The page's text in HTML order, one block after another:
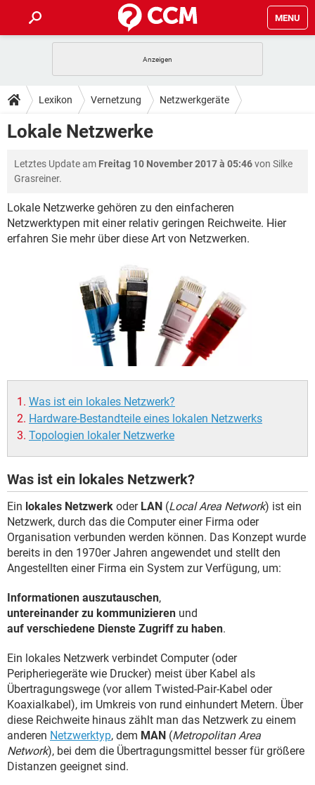
MENU
ANDROID IOS
WINDOWS 10
FACEBOOK
TIPPS & TRICKS
SPIELE
ANDROID
WINDOWS 10 INSTAGRAM
FACEBOOK HARDWARE
DOWNLOADS
ANDROID
WHATSAPP TIKTOK
FORUM
ANDROID IOS
WINDOWS 10 INSTAGRAM
HARDWARE
SPIELE STREAMING
TIKTOK
HARDWARE
Lexikon Vernetzung Netzwerkgeräte
Lokale Netzwerke
Letztes Update am Freitag 10 November 2017 à 05:46von Silke
Grasreiner.
Lokale Netzwerke gehören zu den einfacheren
Netzwerktypen mit einer relativ geringen Reichweite. Hier
erfahren Sie mehr über diese Art von Netzwerken.
Was ist ein lokales Netzwerk?
Hardware-Bestandteile eines lokalen Netzwerks
Topologien lokaler Netzwerke
Was ist ein lokales Netzwerk?
Ein lokales Netzwerk oder LAN (Local Area Network) ist ein
Netzwerk, durch das die Computer einer Firma oder
Organisation verbunden werden können. Das Konzept wurde
bereits in den 1970er Jahren angewendet und stellt den
Angestellten einer Firma ein System zur Verfügung, um:
Informationen auszutauschen,
untereinander zu kommunizieren und
auf verschiedene Dienste Zugriff zu haben.
Ein lokales Netzwerk verbindet Computer (oder
Peripheriegeräte wie Drucker) meist über Kabel als
Übertragungswege (vor allem Twisted-Pair-Kabel oder
Koaxialkabel), im Umkreis von rund einhundert Metern. Über
diese Reichweite hinaus zählt man das Netzwerk zu einem
anderen Netzwerktyp, dem MAN (Metropolitan Area
Network), bei dem die Übertragungsmittel besser für größere
Distanzen geeignet sind.